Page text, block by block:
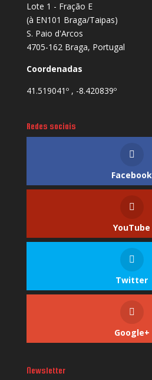
Lote 1 - Fração E
(à EN101 Braga/Taipas)
S. Paio d'Arcos
4705-162 Braga, Portugal
Coordenadas
41.519041º , -8.420839º
Redes sociais
Facebook
YouTube
Twitter
Google+
Newsletter